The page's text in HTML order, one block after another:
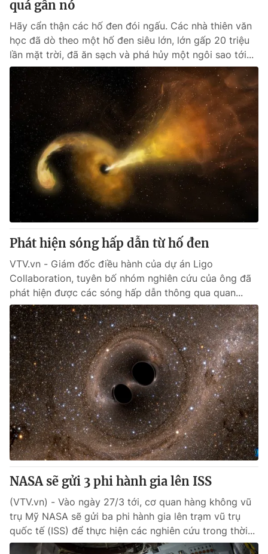
quá gần nó
Hãy cẩn thận các hố đen đói ngấu. Các nhà thiên văn
học đã dò theo một hố đen siêu lớn, lớn gấp 20 triệu
lần mặt trời, đã ăn sạch và phá hủy một ngôi sao tới...
Phát hiện sóng hấp dẫn từ hố đen
VTV.vn - Giám đốc điều hành của dự án Ligo
Collaboration, tuyên bố nhóm nghiên cứu của ông đã
phát hiện được các sóng hấp dẫn thông qua quan...
NASA sẽ gửi 3 phi hành gia lên ISS
(VTV.vn) - Vào ngày 27/3 tới, cơ quan hàng không vũ
trụ Mỹ NASA sẽ gửi ba phi hành gia lên trạm vũ trụ
quốc tế (ISS) để thực hiện các nghiên cứu trong thời...